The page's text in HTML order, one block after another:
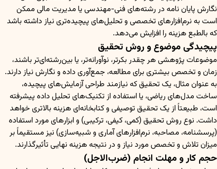
نگارش پایان نامه در رشته‌های فنی-مهندسی یا مدیریت مالی ممکن
است به نرم‌افزارهای تخصصی و تحلیل‌های پیچیده‌تری نیاز داشته باشد
که بالطبع هزینه را افزایش می‌دهد.
پیچیدگی موضوع و روش تحقیق
موضوعات پژوهشی هر چقدر بکرتر، نوآورانه‌تر، یا بین‌رشته‌ای‌تر باشند،
زمان و تخصص بیشتری برای مطالعه، جمع‌آوری داده و نگارش نیاز دارند.
به عنوان مثال، یک تحقیق که نیازمند طراحی آزمایش‌های پیچیده،
ساخت مدل‌های ریاضی، یا استفاده از تکنیک‌های تحلیل داده پیشرفته
است، طبیعتاً از یک تحقیق توصیفی و کتابخانه‌ای هزینه بالاتری خواهد
داشت. نوع روش تحقیق (کمی، کیفی، ترکیبی) و ابزارهای مورد استفاده
(پرسشنامه، مصاحبه، نرم‌افزارهای آماری و شبیه‌سازی) نیز مستقیماً بر
میزان تلاش و تخصص مورد نیاز و در نتیجه هزینه نهایی تأثیرگذارند.
حجم کار و مهلت انجام (ضرب‌الاجل)